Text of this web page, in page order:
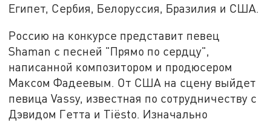
Египет, Сербия, Белоруссия, Бразилия и США.
Россию на конкурсе представит певец
Shaman с песней "Прямо по сердцу",
написанной композитором и продюсером
Максом Фадеевым. От США на сцену выйдет
певица Vassy, известная по сотрудничеству с
Дэвидом Гетта и Tiësto. Изначально